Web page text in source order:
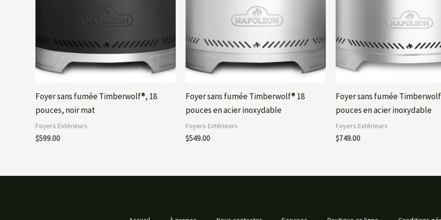
Foyer sans fumée Timberwolf®, 18
pouces, noir mat
Foyers Extérieurs
$599.00
Foyer sans fumée Timberwolf® 18
pouces en acier inoxydable
Foyers Extérieurs
$549.00
Foyer sans fumée
pouces en acier inoxydable
Foyers Extérieurs
$749.00